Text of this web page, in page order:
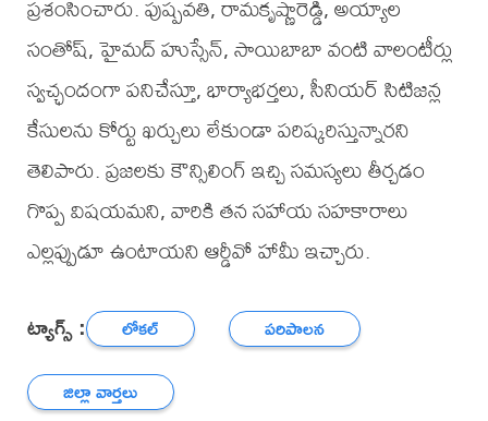
సంతోష్, హైమద్ హుస్సేన్, సాయిబాబా వంటి వాలంటీర్లు
స్వచ్ఛందంగా పనిచేస్తూ, భార్యాభర్తలు, సీనియర్ సిటిజన్ల
కేసులను కోర్టు ఖర్చులు లేకుండా పరిష్కరిస్తున్నారని
తెలిపారు. ప్రజలకు కౌన్సిలింగ్ ఇచ్చి సమస్యలు తీర్చడం
గొప్ప విషయమని, వారికి తన సహాయ సహకారాలు
ఎల్లప్పుడూ ఉంటాయని ఆర్డీవో హామీ ఇచ్చారు.
ట్యాగ్స్ : లోకల్
పరిపాలన
జిల్లా వార్తలు